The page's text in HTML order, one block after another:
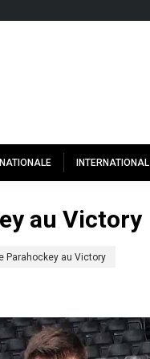
INTERNATIONAL
au Victory
Parahockey au Victory